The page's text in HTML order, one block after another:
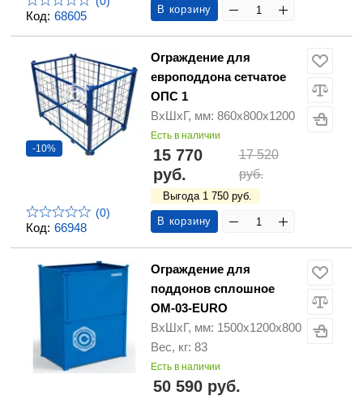
Код: 68605 В корзину
Код: 66948
-10%
(0)
Ограждение для
европоддона сетчатое
ОПС 1
ВхШхГ, мм: 860х800х1200
Есть в наличии
15 770
руб.
17 520
руб.
Выгода 1 750 руб.
В корзину
Ограждение для
поддонов сплошное
ОМ-03-EURO
ВхШхГ, мм: 1500х1200х800
Вес, кг: 83
Есть в наличии
50 590 руб.